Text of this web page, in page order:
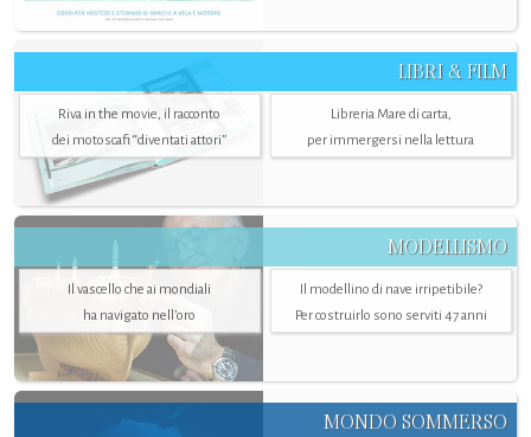
LIBRI & FILM
Riva in the movie, il racconto
dei motoscafi “diventati attori”
Libreria Mare di carta,
per immergersi nella lettura
MODELLISMO
Il vascello che ai mondiali
ha navigato nell’oro
Il modellino di nave irripetibile?
Per costruirlo sono serviti 47 anni
MONDO SOMMERSO